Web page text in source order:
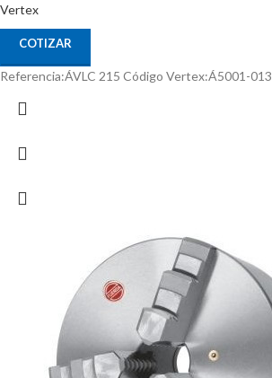
Vertex
COTIZAR
Referencia:ÁVLC 215 Código Vertex:Á5001-013